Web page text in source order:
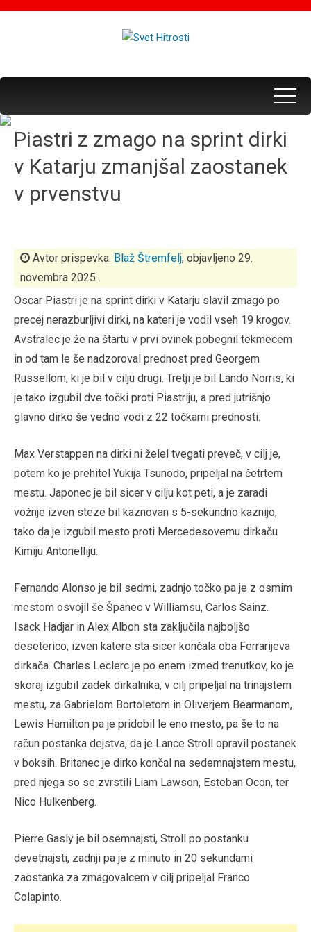
Piastri z zmago na sprint dirki
v Katarju zmanjšal zaostanek
v prvenstvu
Avtor prispevka: Blaž Štremfelj, objavljeno 29.
novembra 2025 .
Oscar Piastri je na sprint dirki v Katarju slavil zmago po
precej nerazburljivi dirki, na kateri je vodil vseh 19 krogov.
Avstralec je že na štartu v prvi ovinek pobegnil tekmecem
in od tam le še nadzoroval prednost pred Georgem
Russellom, ki je bil v cilju drugi. Tretji je bil Lando Norris, ki
je tako izgubil dve točki proti Piastriju, a pred jutrišnjo
glavno dirko še vedno vodi z 22 točkami prednosti.
Max Verstappen na dirki ni želel tvegati preveč, v cilj je,
potem ko je prehitel Yukija Tsunodo, pripeljal na četrtem
mestu. Japonec je bil sicer v cilju kot peti, a je zaradi
vožnje izven steze bil kaznovan s 5-sekundno kaznijo,
tako da je izgubil mesto proti Mercedesovemu dirkaču
Kimiju Antonelliju.
Fernando Alonso je bil sedmi, zadnjo točko pa je z osmim
mestom osvojil še Španec v Williamsu, Carlos Sainz.
Isack Hadjar in Alex Albon sta zaključila najboljšo
deseterico, izven katere sta sicer končala oba Ferrarijeva
dirkača. Charles Leclerc je po enem izmed trenutkov, ko je
skoraj izgubil zadek dirkalnika, v cilj pripeljal na trinajstem
mestu, za Gabrielom Bortoletom in Oliverjem Bearmanom,
Lewis Hamilton pa je pridobil le eno mesto, pa še to na
račun postanka dejstva, da je Lance Stroll opravil postanek
v boksih. Britanec je dirko končal na sedemnajstem mestu,
pred njega so se zvrstili Liam Lawson, Esteban Ocon, ter
Nico Hulkenberg.
Pierre Gasly je bil osemnajsti, Stroll po postanku
devetnajsti, zadnji pa je z minuto in 20 sekundami
zaostanka za zmagovalcem v cilj pripeljal Franco
Colapinto.